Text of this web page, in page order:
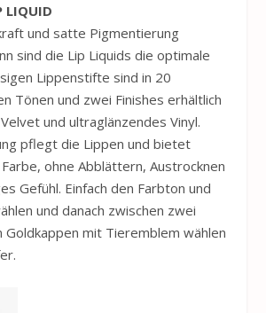
LIQUID
und satte Pigmentierung
sind die Lip Liquids die optimale
Lippenstifte sind in 20
Tönen und zwei Finishes erhältlich
und ultraglänzendes Vinyl.
pflegt die Lippen und bietet
ohne Abblättern, Austrocknen
Gefühl. Einfach den Farbton und
und danach zwischen zwei
Goldkappen mit Tieremblem wählen